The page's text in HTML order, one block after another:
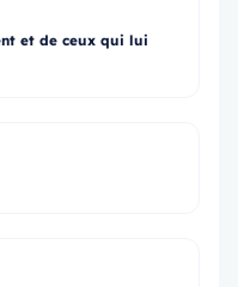
et de ceux qui lui